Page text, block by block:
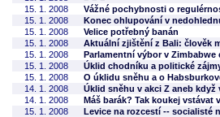
15. 1. 2008
Vážné pochybnosti o
15. 1. 2008
Konec ohlupování v
15. 1. 2008
Velice potřebný banán
15. 1. 2008
Aktuální zjištění z Bali: člověk
15. 1. 2008
Parlamentní výbor v
15. 1. 2008
Úklid chodníku a politické
15. 1. 2008
O úklidu sněhu a o
14. 1. 2008
Úklid sněhu v akci Z aneb
14. 1. 2008
Máš barák? Tak koukej vstávat
15. 1. 2008
Levice na rozcestí -- socialisté